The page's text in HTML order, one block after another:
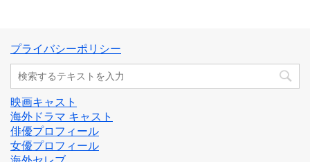
プライバシーポリシー
映画キャスト
海外ドラマ キャスト
俳優プロフィール
女優プロフィール